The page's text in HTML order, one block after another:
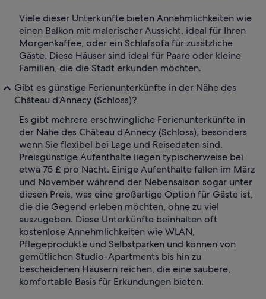
Viele dieser Unterkünfte bieten Annehmlichkeiten wie
einen Balkon mit malerischer Aussicht, ideal für Ihren
Morgenkaffee, oder ein Schlafsofa für zusätzliche
Gäste. Diese Häuser sind ideal für Paare oder kleine
Familien, die die Stadt erkunden möchten.
Gibt es günstige Ferienunterkünfte in der Nähe des
Château d'Annecy (Schloss)?
Es gibt mehrere erschwingliche Ferienunterkünfte in
der Nähe des Château d'Annecy (Schloss), besonders
wenn Sie flexibel bei Lage und Reisedaten sind.
Preisgünstige Aufenthalte liegen typischerweise bei
etwa 75 £ pro Nacht. Einige Aufenthalte fallen im März
und November während der Nebensaison sogar unter
diesen Preis, was eine großartige Option für Gäste ist,
die die Gegend erleben möchten, ohne zu viel
auszugeben. Diese Unterkünfte beinhalten oft
kostenlose Annehmlichkeiten wie WLAN,
Pflegeprodukte und Selbstparken und können von
gemütlichen Studio-Apartments bis hin zu
bescheidenen Häusern reichen, die eine saubere,
komfortable Basis für Erkundungen bieten.